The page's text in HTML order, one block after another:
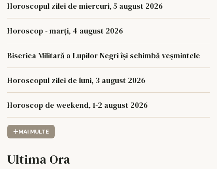
Horoscopul zilei de miercuri, 5 august 2026
Horoscop - marți, 4 august 2026
Biserica Militară a Lupilor Negri își schimbă veșmintele
Horoscopul zilei de luni, 3 august 2026
Horoscop de weekend, 1-2 august 2026
MAI MULTE
Ultima Ora